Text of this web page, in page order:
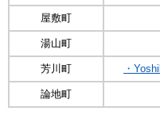
屋敷町
湯山町
芳川町 ・
論地町